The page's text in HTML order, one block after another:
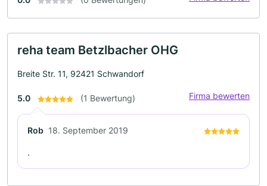
reha team Betzlbacher OHG
Breite Str. 11, 92421 Schwandorf
5.0 (1 Bewertung) Firma bewerten
Rob 18. September 2019
.